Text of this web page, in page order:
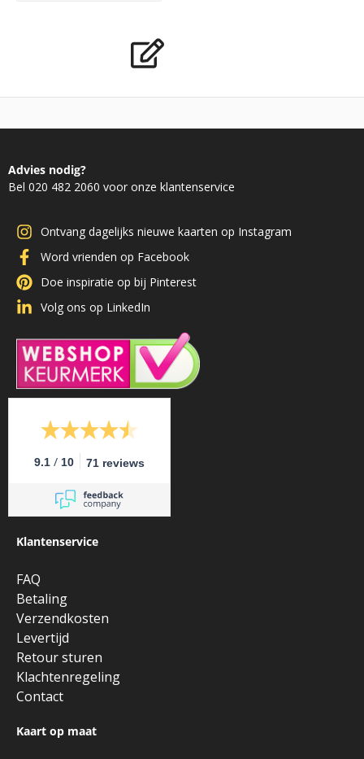
Advies nodig?
Bel 020 482 2060 voor onze klantenservice
Ontvang dagelijks nieuwe kaarten op Instagram
Word vrienden op Facebook
Doe inspiratie op bij Pinterest
Volg ons op LinkedIn
9.1 / 10 71 reviews
Klantenservice
FAQ
Betaling
Verzendkosten
Levertijd
Retour sturen
Klachtenregeling
Contact
Kaart op maat